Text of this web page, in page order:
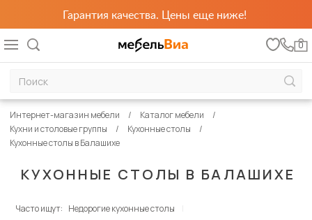
Гарантия качества. Цены еще ниже!
0
КУХОННЫЕ СТОЛЫ В БАЛАШИХЕ
Интернет-магазин мебели
Каталог мебели
Кухни и столовые группы
Кухонные столы
Кухонные столы в Балашихе
Часто ищут: Недорогие кухонные столы